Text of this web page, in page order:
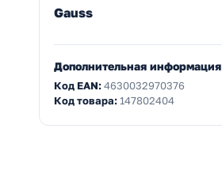
Gauss
Дополнительная информация
Код EAN:4630032970376
Код товара:147802404